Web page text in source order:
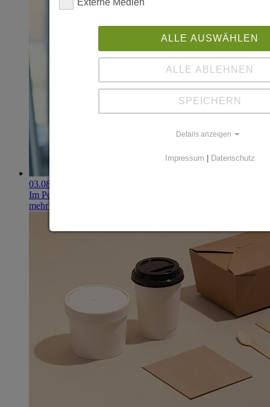
03.08.2026
Im Portfolio: Iset Telecom, IT für das Gesundheitswesen
mehr erfahren
ALLE AUSWÄHLEN
ALLE ABLEHNEN
SPEICHERN
Details anzeigen
Impressum | Datenschutz